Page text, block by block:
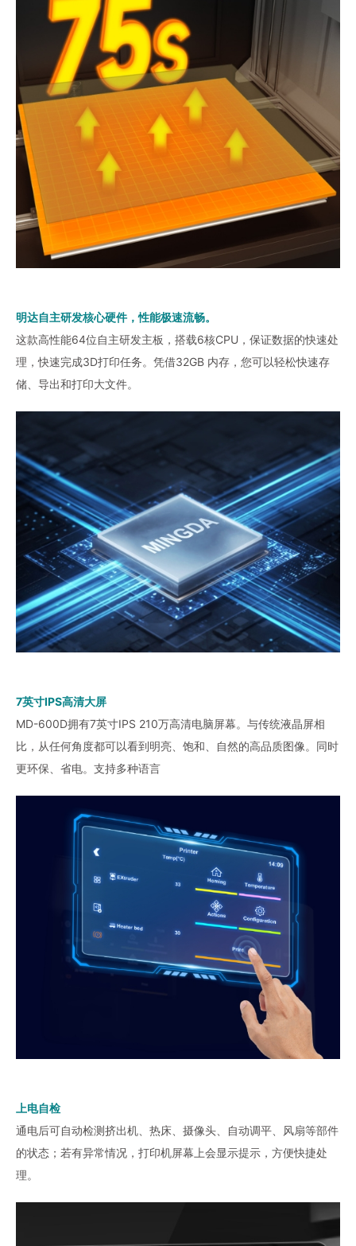
明达自主研发核心硬件，性能极速流畅。
这款高性能64位自主研发主板，搭载6核CPU，保证数据的快速处
理，快速完成3D打印任务。凭借32GB 内存，您可以轻松快速存
储、导出和打印大文件。
7英寸IPS高清大屏
MD-600D拥有7英寸IPS 210万高清电脑屏幕。与传统液晶屏相
比，从任何角度都可以看到明亮、饱和、自然的高品质图像。同时
更环保、省电。支持多种语言
上电自检
通电后可自动检测挤出机、热床、摄像头、自动调平、风扇等部件
的状态；若有异常情况，打印机屏幕上会显示提示，方便快捷处
理。